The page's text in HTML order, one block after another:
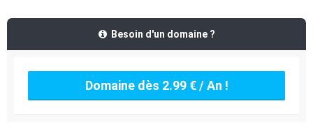
Besoin d'un domaine ?
Domaine dès 2.99 € / An !